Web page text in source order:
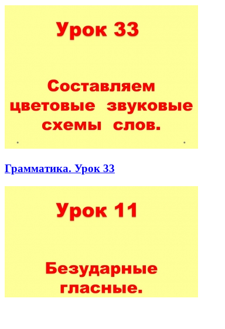
Грамматика. Урок 33